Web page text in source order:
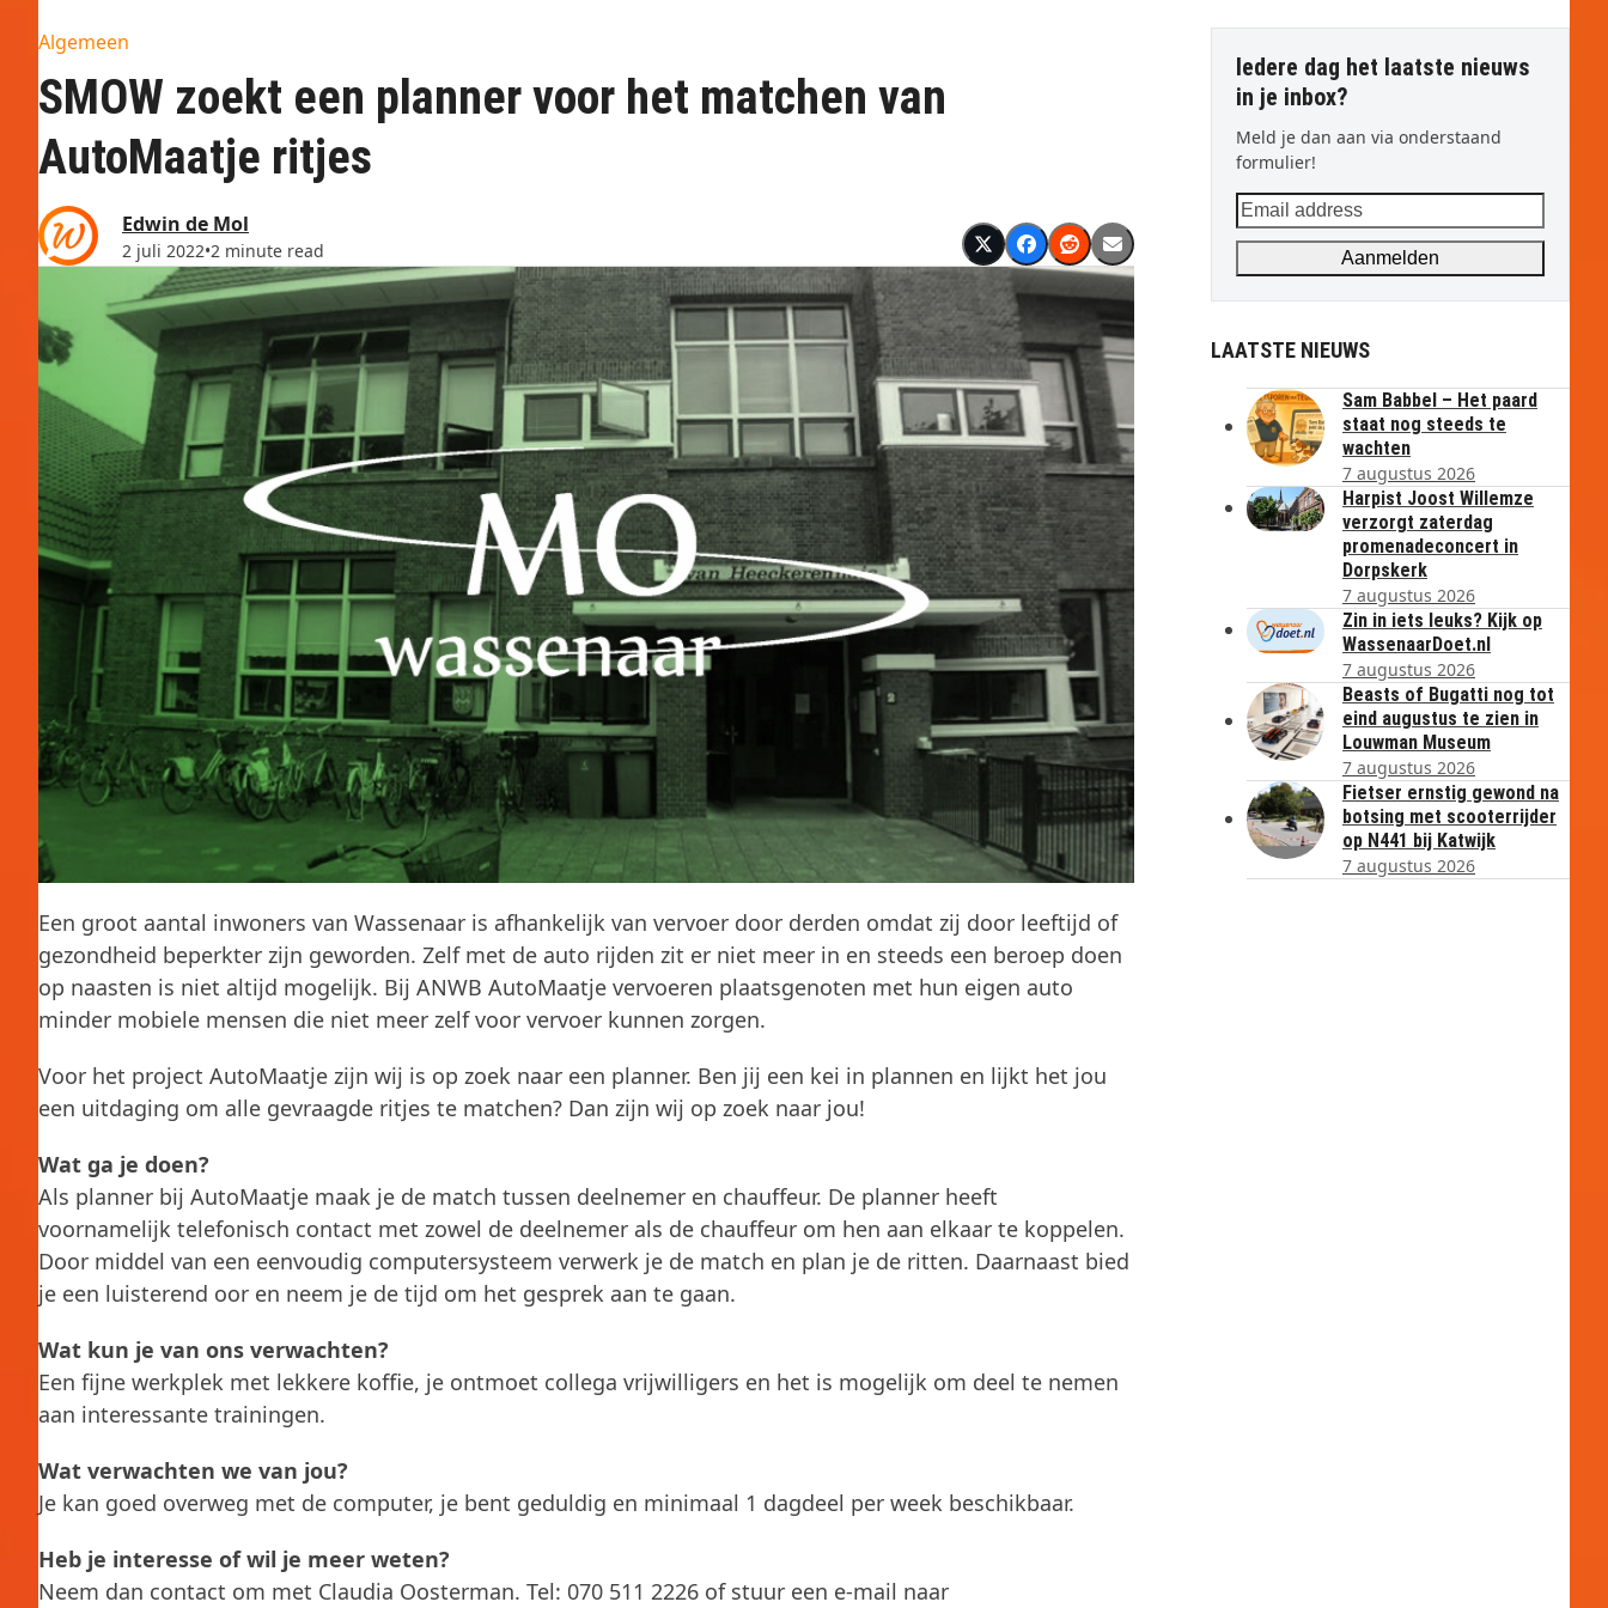
Algemeen
SMOW zoekt een planner voor het matchen van
AutoMaatje ritjes
Edwin de Mol
2 juli 2022•2 minute read
Een groot aantal inwoners van Wassenaar is afhankelijk van vervoer door derden omdat zij door leeftijd of
gezondheid beperkter zijn geworden. Zelf met de auto rijden zit er niet meer in en steeds een beroep doen
op naasten is niet altijd mogelijk. Bij ANWB AutoMaatje vervoeren plaatsgenoten met hun eigen auto
minder mobiele mensen die niet meer zelf voor vervoer kunnen zorgen.
Voor het project AutoMaatje zijn wij is op zoek naar een planner. Ben jij een kei in plannen en lijkt het jou
een uitdaging om alle gevraagde ritjes te matchen? Dan zijn wij op zoek naar jou!
Wat ga je doen?
Als planner bij AutoMaatje maak je de match tussen deelnemer en chauffeur. De planner heeft
voornamelijk telefonisch contact met zowel de deelnemer als de chauffeur om hen aan elkaar te koppelen.
Door middel van een eenvoudig computersysteem verwerk je de match en plan je de ritten. Daarnaast bied
je een luisterend oor en neem je de tijd om het gesprek aan te gaan.
Wat kun je van ons verwachten?
Een fijne werkplek met lekkere koffie, je ontmoet collega vrijwilligers en het is mogelijk om deel te nemen
aan interessante trainingen.
Wat verwachten we van jou?
Je kan goed overweg met de computer, je bent geduldig en minimaal 1 dagdeel per week beschikbaar.
Heb je interesse of wil je meer weten?
Neem dan contact om met Claudia Oosterman. Tel: 070 511 2226 of stuur een e-mail naar
Iedere dag het laatste nieuws
in je inbox?
Meld je dan aan via onderstaand
formulier!
Email
address
Aanmelden
LAATSTE NIEUWS
Sam Babbel – Het paard
staat nog steeds te
wachten
7 augustus 2026
Harpist Joost Willemze
verzorgt zaterdag
promenadeconcert in
Dorpskerk
7 augustus 2026
Zin in iets leuks? Kijk op
WassenaarDoet.nl
7 augustus 2026
Beasts of Bugatti nog tot
eind augustus te zien in
Louwman Museum
7 augustus 2026
Fietser ernstig gewond na
botsing met scooterrijder
op N441 bij Katwijk
7 augustus 2026